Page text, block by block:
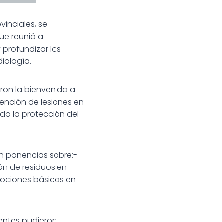
se
reunió a
los
la bienvenida a
de lesiones en
la protección del
ponencias sobre:-
de residuos en
básicas en